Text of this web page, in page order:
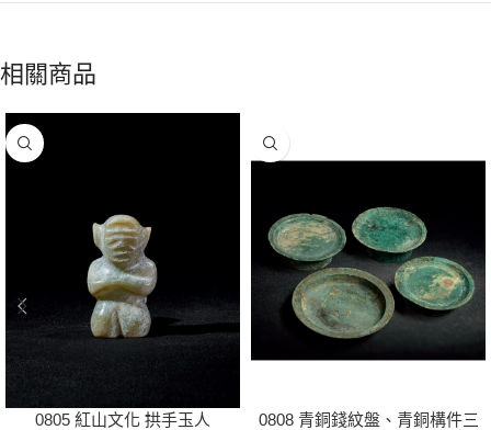
相關商品
0805 紅山文化 拱手玉人
0808 青銅錢紋盤、青銅構件三